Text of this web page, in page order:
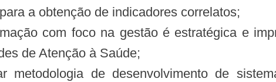
a obtenção de indicadores correlatos;
com foco na gestão é estratégica e
de Atenção à Saúde;
metodologia de desenvolvimento de